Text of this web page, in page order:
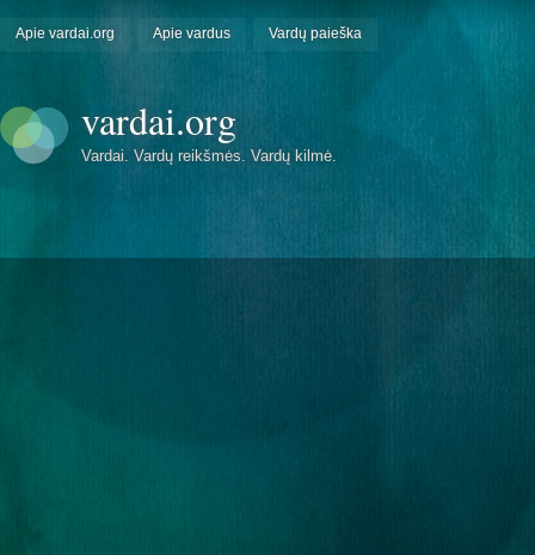
Apie vardai.org Apie vardus Vardų paieška
vardai.org
Vardai. Vardų reikšmės. Vardų kilmė.